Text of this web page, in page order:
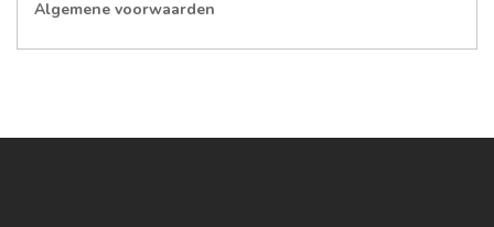
Algemene voorwaarden